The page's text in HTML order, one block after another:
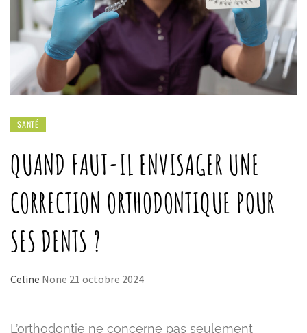
SANTÉ
QUAND FAUT-IL ENVISAGER UNE
CORRECTION ORTHODONTIQUE POUR
SES DENTS ?
Celine None 21 octobre 2024
L’orthodontie ne concerne pas seulement